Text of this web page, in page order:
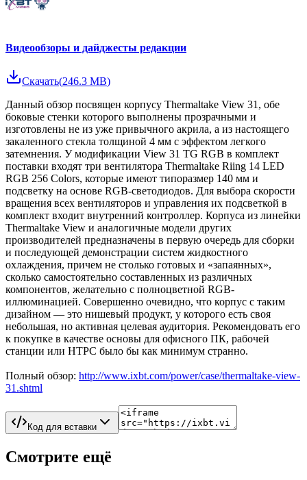
Видеообзоры и дайджесты редакции
Скачать(246.3 MB)
Данный обзор посвящен корпусу Thermaltake View 31, обе
боковые стенки которого выполнены прозрачными и
изготовлены не из уже привычного акрила, а из настоящего
закаленного стекла толщиной 4 мм с эффектом легкого
затемнения. У модификации View 31 TG RGB в комплект
поставки входят три вентилятора Thermaltake Riing 14 LED
RGB 256 Colors, которые имеют типоразмер 140 мм и
подсветку на основе RGB-светодиодов. Для выбора скорости
вращения всех вентиляторов и управления их подсветкой в
комплект входит внутренний контроллер. Корпуса из линейки
Thermaltake View и аналогичные модели других
производителей предназначены в первую очередь для сборки
и последующей демонстрации систем жидкостного
охлаждения, причем не столько готовых и «запаянных»,
сколько самостоятельно составленных из различных
компонентов, желательно с полноцветной RGB-
иллюминацией. Совершенно очевидно, что корпус с таким
дизайном — это нишевый продукт, у которого есть своя
небольшая, но активная целевая аудитория. Рекомендовать его
к покупке в качестве основы для офисного ПК, рабочей
станции или HTPC было бы как минимум странно.
Полный обзор: http://www.ixbt.com/power/case/thermaltake-view-
31.shtml
Код для вставки
Смотрите ещё